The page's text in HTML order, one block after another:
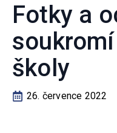
Fotky a
školy
26. července 2022